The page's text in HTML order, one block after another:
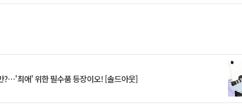
?⋯'최애' 위한 필수품 등장이오! [솔드아웃]